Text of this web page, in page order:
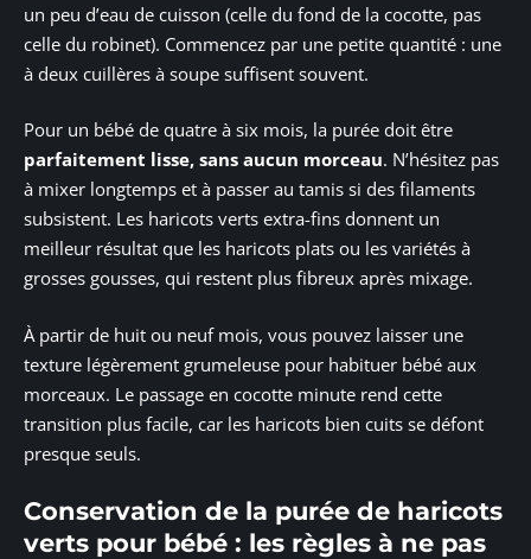
un peu d’eau de cuisson (celle du fond de la cocotte, pas
celle du robinet). Commencez par une petite quantité : une
à deux cuillères à soupe suffisent souvent.
Pour un bébé de quatre à six mois, la purée doit être
parfaitement lisse, sans aucun morceau. N’hésitez pas
à mixer longtemps et à passer au tamis si des filaments
subsistent. Les haricots verts extra-fins donnent un
meilleur résultat que les haricots plats ou les variétés à
grosses gousses, qui restent plus fibreux après mixage.
À partir de huit ou neuf mois, vous pouvez laisser une
texture légèrement grumeleuse pour habituer bébé aux
morceaux. Le passage en cocotte minute rend cette
transition plus facile, car les haricots bien cuits se défont
presque seuls.
Conservation de la purée de haricots
verts pour bébé : les règles à ne pas